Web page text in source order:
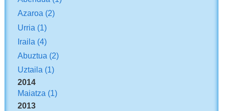
Azaroa (2)
Urria (1)
Iraila (4)
Abuztua (2)
Uztaila (1)
2014
Maiatza (1)
2013